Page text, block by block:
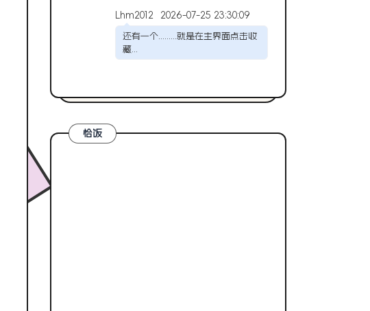
Lhm2012 2026-07-25 23:30:09
还有一个.........就是在主界面点击收
藏...
恰饭